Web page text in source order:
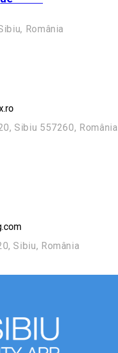
România
Sibiu 557260, România
Sibiu, România